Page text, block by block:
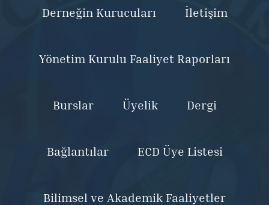
Derneğin Kurucuları İletişim
Yönetim Kurulu Faaliyet Raporları
Burslar Üyelik Dergi
Bağlantılar ECD Üye Listesi
Bilimsel ve Akademik Faaliyetler